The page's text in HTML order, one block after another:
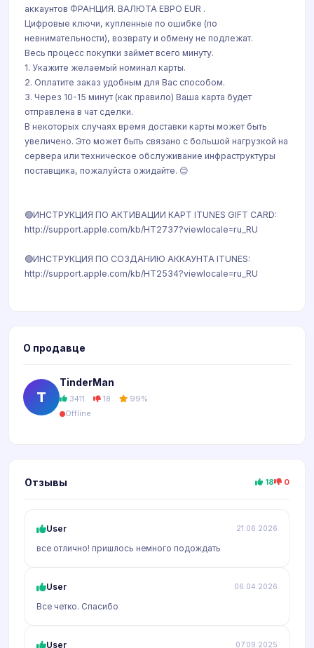
аккаунтов ФРАНЦИЯ. ВАЛЮТА ЕВРО EUR .
Цифровые ключи, купленные по ошибке (по
невнимательности), возврату и обмену не подлежат.
Весь процесс покупки займет всего минуту.
1. Укажите желаемый номинал карты.
2. Оплатите заказ удобным для Вас способом.
3. Через 10-15 минут (как правило) Ваша карта будет
отправлена в чат сделки.
В некоторых случаях время доставки карты может быть
увеличено. Это может быть связано с большой нагрузкой на
сервера или техническое обслуживание инфраструктуры
поставщика, пожалуйста ожидайте. 😊
🟢ИНСТРУКЦИЯ ПО АКТИВАЦИИ КАРТ ITUNES GIFT CARD:
http://support.apple.com/kb/HT2737?viewlocale=ru_RU
🟢ИНСТРУКЦИЯ ПО СОЗДАНИЮ АККАУНТА ITUNES:
http://support.apple.com/kb/HT2534?viewlocale=ru_RU
О продавце
T
TinderMan
3411 18 99%
Offline
Отзывы 18 0
User 21.06.2026
все отлично! пришлось немного подождать
User 06.04.2026
Все четко. Спасибо
User 07.09.2025